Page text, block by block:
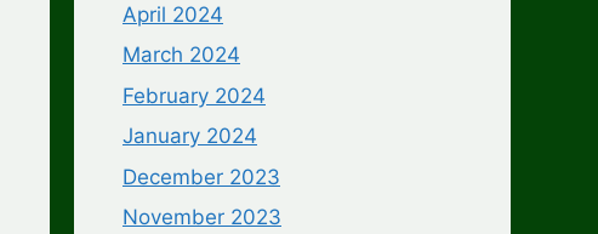
April 2024
March 2024
February 2024
January 2024
December 2023
November 2023